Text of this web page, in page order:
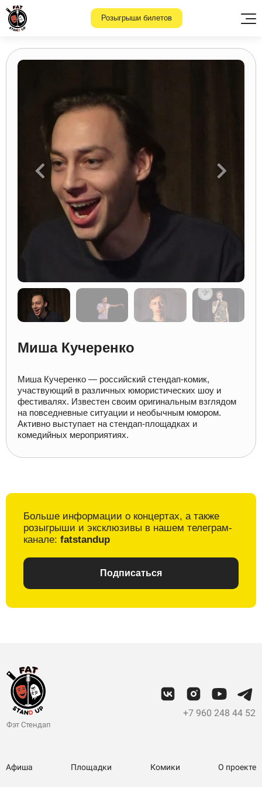
Розыгрыши билетов
Миша Кучеренко
Миша Кучеренко — российский стендап-комик,
участвующий в различных юмористических шоу и
фестивалях. Известен своим оригинальным взглядом
на повседневные ситуации и необычным юмором.
Активно выступает на стендап-площадках и
комедийных мероприятиях.
Больше информации о концертах, а также
розыгрыши и эксклюзивы в нашем телеграм-
канале: fatstandup
Подписаться
Фэт Стендап
+7 960 248 44 52
Афиша Площадки Комики О проекте